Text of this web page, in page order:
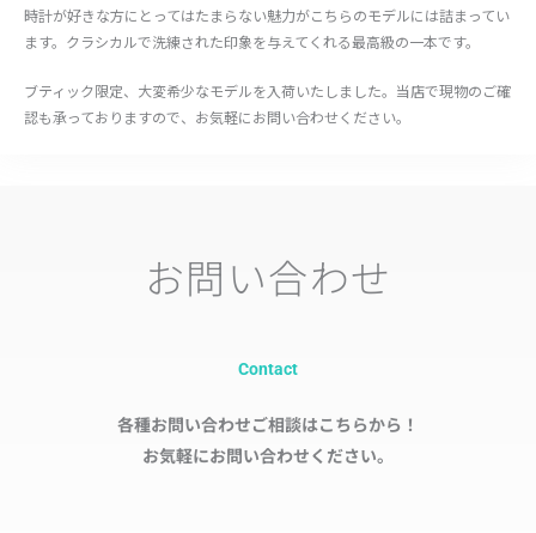
時計が好きな方にとってはたまらない魅力がこちらのモデルには詰まってい
ます。クラシカルで洗練された印象を与えてくれる最高級の一本です。
ブティック限定、大変希少なモデルを入荷いたしました。当店で現物のご確
認も承っておりますので、お気軽にお問い合わせください。
お問い合わせ
Contact
各種お問い合わせご相談はこちらから！
お気軽にお問い合わせください。